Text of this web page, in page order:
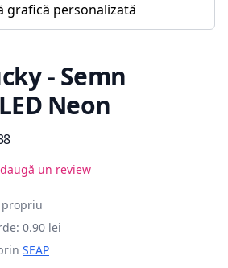
grafică personalizată
- Semn
Neon
un review
propriu
0.90 lei
SEAP